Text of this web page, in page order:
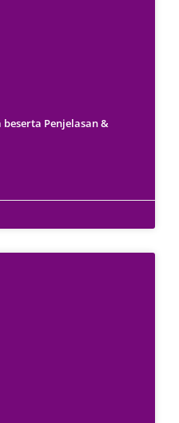
Penjelasan &